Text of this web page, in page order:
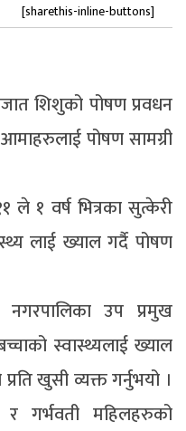
[sharethis-inline-buttons]
शिशुको पोषण प्रवधन
पोषण सामग्री
ले १ वर्ष भित्रका सुत्केरी
लाई ख्याल गर्दै पोषण
नगरपालिका उप प्रमुख
स्वास्थ्यलाई ख्याल
खुसी व्यक्त गर्नुभयो ।
गर्भवती महिलहरुको